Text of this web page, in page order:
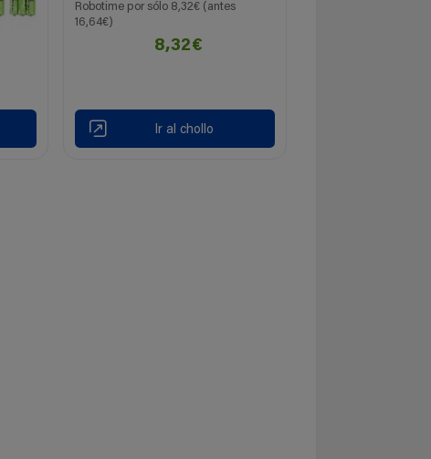
Robotime por sólo 8,32€ (antes
16,64€)
8,32€
Ir al chollo